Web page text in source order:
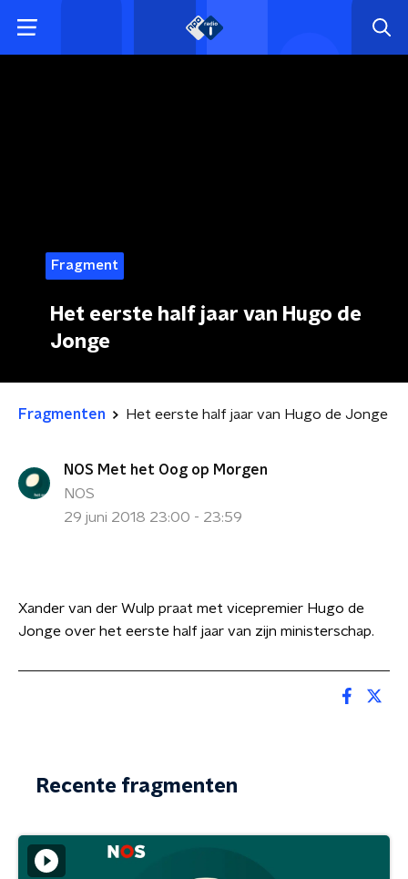
Fragment
Het eerste half jaar van Hugo de
Jonge
Fragmenten Het eerste half jaar van Hugo de Jonge
NOS Met het Oog op Morgen
NOS
29 juni 2018 23:00 - 23:59
Xander van der Wulp praat met vicepremier Hugo de
Jonge over het eerste half jaar van zijn ministerschap.
Recente fragmenten